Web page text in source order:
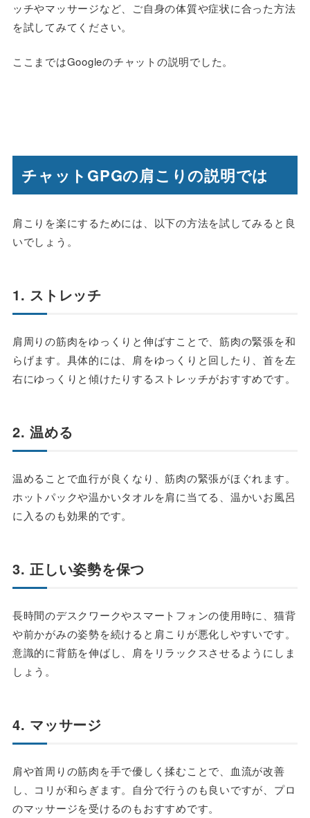
ッチやマッサージなど、ご自身の体質や症状に合った方法
を試してみてください。
ここまではGoogleのチャットの説明でした。
チャットGPGの肩こりの説明では
肩こりを楽にするためには、以下の方法を試してみると良
いでしょう。
1. ストレッチ
肩周りの筋肉をゆっくりと伸ばすことで、筋肉の緊張を和
らげます。具体的には、肩をゆっくりと回したり、首を左
右にゆっくりと傾けたりするストレッチがおすすめです。
2. 温める
温めることで血行が良くなり、筋肉の緊張がほぐれます。
ホットパックや温かいタオルを肩に当てる、温かいお風呂
に入るのも効果的です。
3. 正しい姿勢を保つ
長時間のデスクワークやスマートフォンの使用時に、猫背
や前かがみの姿勢を続けると肩こりが悪化しやすいです。
意識的に背筋を伸ばし、肩をリラックスさせるようにしま
しょう。
4. マッサージ
肩や首周りの筋肉を手で優しく揉むことで、血流が改善
し、コリが和らぎます。自分で行うのも良いですが、プロ
のマッサージを受けるのもおすすめです。